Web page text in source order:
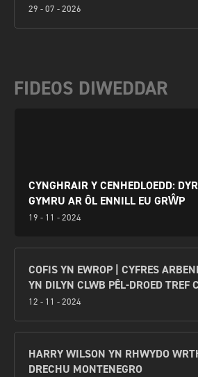
29 - 07 - 2026
FIDEOS DIWEDDAR
CYNGHRAIR Y CENHEDLOEDD:
GYMRU AR ÔL ENNILL EU GRŴP
19 - 11 - 2024
COFIS YN EWROP | CYFRES
YN DILYN CLWB PÊL-DROED TREF
12 - 11 - 2024
HARRY WILSON YN RHWYDO
DRECHU MONTENEGRO